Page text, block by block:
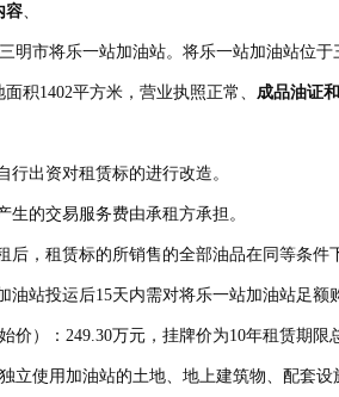
容、
明市将乐一站加油站。将乐一站加油站位
积1402平方米，营业执照正常、 成品油证
行出资对租赁标的进行改造。
生的交易服务费由承租方承担。
后，租赁标的所销售的全部油品在同等条
油站投运后15天内需对将乐一站加油站足额
价）：249.30万元，挂牌价为10年租赁期限
立使用加油站的土地、地上建筑物、配套